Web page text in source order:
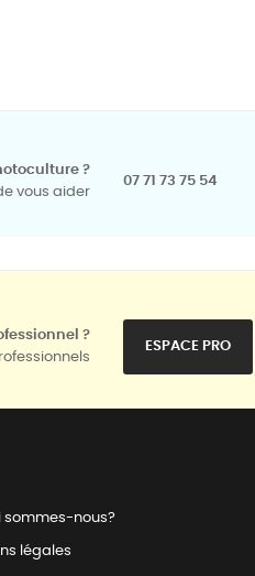
?
vous aider
07 71 73 75 54
?
ESPACE PRO
sommes-nous?
légales